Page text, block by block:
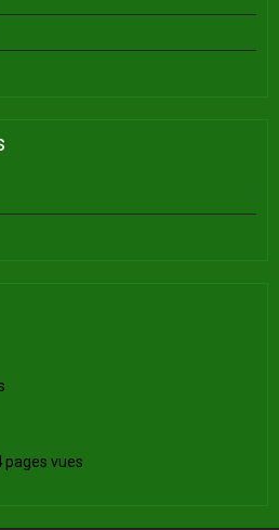
pages vues